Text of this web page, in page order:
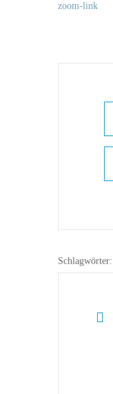
zoom-link
Schlagwörter: